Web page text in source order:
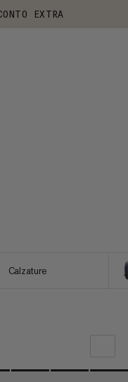
EXTRA
Calzature
RACCOMANDAZIONE